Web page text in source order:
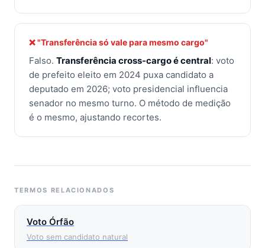
❌ "Transferência só vale para mesmo cargo"
Falso. Transferência cross-cargo é central: voto
de prefeito eleito em 2024 puxa candidato a
deputado em 2026; voto presidencial influencia
senador no mesmo turno. O método de medição
é o mesmo, ajustando recortes.
TERMOS RELACIONADOS
Voto Órfão
Voto sem candidato natural